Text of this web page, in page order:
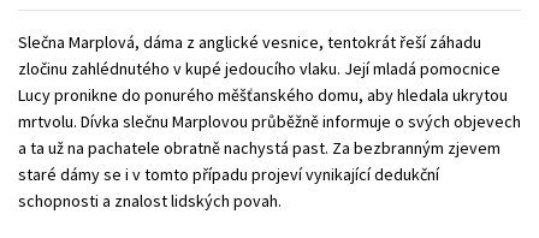
Young adult (SK)
Zahraniční literatura Zdraví a životní styl
Všechny tituly
Slečna Marplová, dáma z anglické vesnice, tentokrát řeší záhadu
zločinu zahlédnutého v kupé jedoucího vlaku. Její mladá pomocnice
Lucy pronikne do ponurého měšťanského domu, aby hledala ukrytou
mrtvolu. Dívka slečnu Marplovou průběžně informuje o svých objevech
a ta už na pachatele obratně nachystá past. Za bezbranným zjevem
staré dámy se i v tomto případu projeví vynikající dedukční
schopnosti a znalost lidských povah.